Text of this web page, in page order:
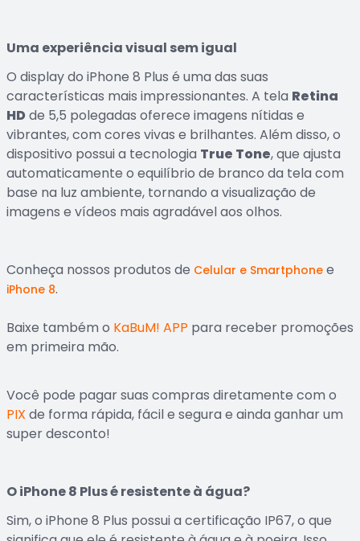
Uma experiência visual sem igual
O display do iPhone 8 Plus é uma das suas
características mais impressionantes. A tela Retina
HDde 5,5 polegadas oferece imagens nítidas e
vibrantes, com cores vivas e brilhantes. Além disso, o
dispositivo possui a tecnologia True Tone, que ajusta
automaticamente o equilíbrio de branco da tela com
base na luz ambiente, tornando a visualização de
imagens e vídeos mais agradável aos olhos.
Conheça nossos produtos de Celular e Smartphone e
iPhone 8.
Baixe também o KaBuM! APP para receber promoções
em primeira mão.
Você pode pagar suas compras diretamente com o
PIX de forma rápida, fácil e segura e ainda ganhar um
super desconto!
O iPhone 8 Plus é resistente à água?
Sim, o iPhone 8 Plus possui a certificação IP67, o que